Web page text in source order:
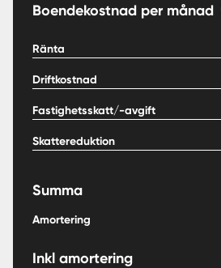
Boendekostnad per månad
Ränta
Driftkostnad
Fastighetsskatt/-avgift
Skattereduktion
Summa
Amortering
Inkl amortering